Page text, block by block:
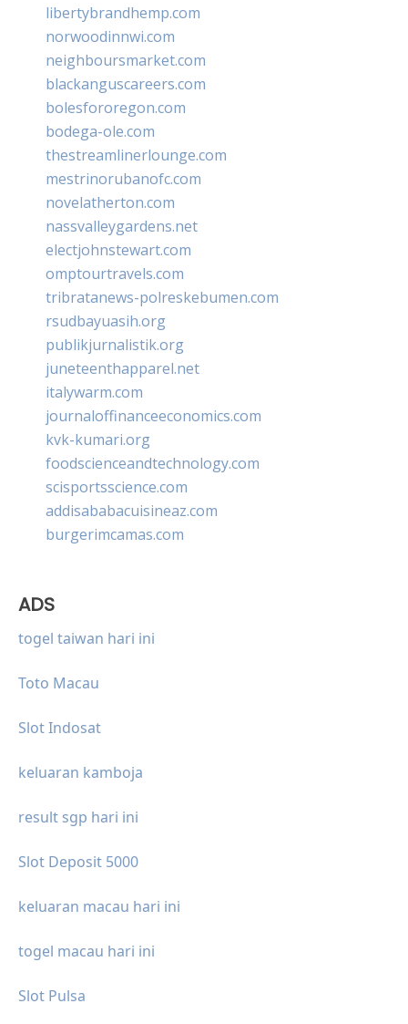
libertybrandhemp.com
norwoodinnwi.com
neighboursmarket.com
blackanguscareers.com
bolesfororegon.com
bodega-ole.com
thestreamlinerlounge.com
mestrinorubanofc.com
novelatherton.com
nassvalleygardens.net
electjohnstewart.com
omptourtravels.com
tribratanews-polreskebumen.com
rsudbayuasih.org
publikjurnalistik.org
juneteenthapparel.net
italywarm.com
journaloffinanceeconomics.com
kvk-kumari.org
foodscienceandtechnology.com
scisportsscience.com
addisababacuisineaz.com
burgerimcamas.com
ADS
togel taiwan hari ini
Toto Macau
Slot Indosat
keluaran kamboja
result sgp hari ini
Slot Deposit 5000
keluaran macau hari ini
togel macau hari ini
Slot Pulsa